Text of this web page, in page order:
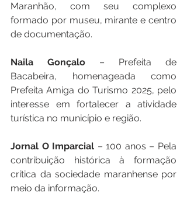
Maranhão, com seu complexo
formado por museu, mirante e centro
de documentação.
Naila Gonçalo – Prefeita de
Bacabeira, homenageada como
Prefeita Amiga do Turismo 2025, pelo
interesse em fortalecer a atividade
turística no município e região.
Jornal O Imparcial – 100 anos – Pela
contribuição histórica à formação
crítica da sociedade maranhense por
meio da informação.